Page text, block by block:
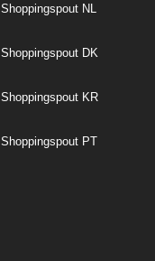
Shoppingspout NL
Shoppingspout DK
Shoppingspout KR
Shoppingspout PT